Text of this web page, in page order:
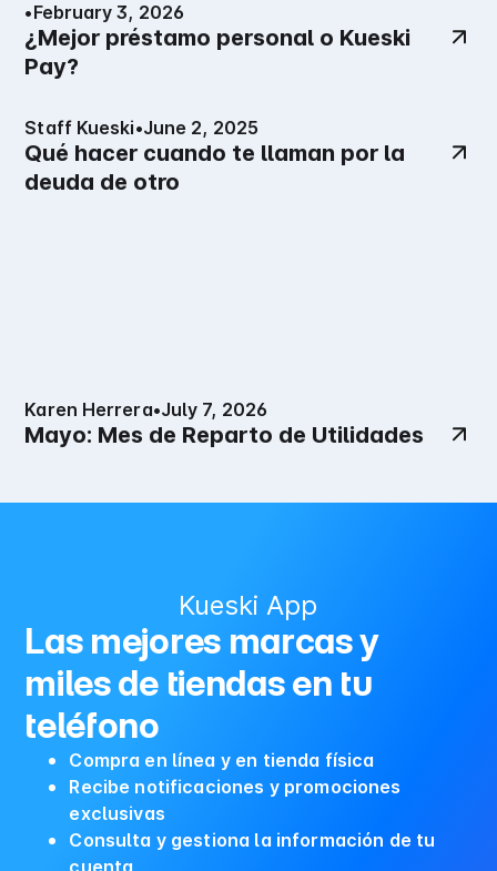
•February 3, 2026
¿Mejor préstamo personal o Kueski
Pay?
Staff Kueski•June 2, 2025
Qué hacer cuando te llaman por la
deuda de otro
Karen Herrera•July 7, 2026
Mayo: Mes de Reparto de Utilidades
Kueski App
Las mejores marcas y
miles de tiendas en tu
teléfono
Compra en línea y en tienda física
Recibe notificaciones y promociones
exclusivas
Consulta y gestiona la información de tu